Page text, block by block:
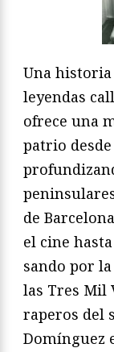
Una historia
leyendas
ofrece una
patrio
de
el cine
sando por
las Tres Mil
raperos del
Domínguez